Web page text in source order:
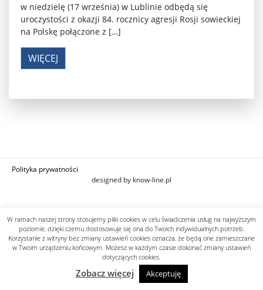
w niedzielę (17 września) w Lublinie odbędą się
uroczystości z okazji 84. rocznicy agresji Rosji sowieckiej
na Polskę połączone z […]
WIĘCEJ
Polityka prywatności
designed by know-line.pl
W ramach naszej strony stosujemy pliki cookies w celu świadczenia usług na najwyższym
poziomie, dzięki czemu dostosowuje się ona do Twoich indywidualnych potrzeb.
Korzystanie z witryny bez zmiany ustawień cookies oznacza, że będą one zamieszczane
w Twoim urządzeniu końcowym. Możesz w każdym czasie dokonać zmiany ustawień
dotyczących cookies.
Zobacz więcej Akceptuję